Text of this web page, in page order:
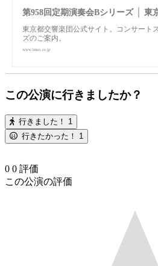
第958回定期演奏会Bシリーズ │ 東
東京都交響楽団公式サイト。コンサート
ズのご案内。
www.tmso.or.jp
この公演に行きましたか？
行きました！ 1
行きたかった！ 1
0 0 評価
この公演の評価